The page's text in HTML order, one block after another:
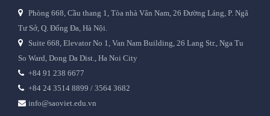
Phòng 668, Cầu thang 1, Tòa nhà Vân Nam, 26 Đường Láng, P. Ngã
Tư Sở, Q. Đống Đa, Hà Nội.
Suite 668, Elevator No 1, Van Nam Building, 26 Lang Str., Nga Tu
So Ward, Dong Da Dist., Ha Noi City
+84 91 238 6677
+84 24 3514 8899 / 3564 3682
info@saoviet.edu.vn